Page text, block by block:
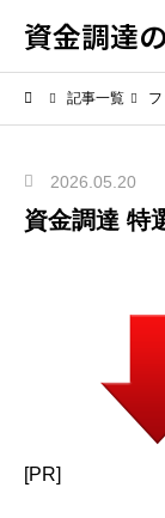
資金調達
記事一覧
2026.05.20
資金調達 特
[PR]